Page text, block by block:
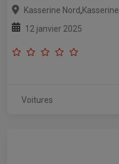
Kasserine Nord,Kasserine
12 janvier 2025
Voitures